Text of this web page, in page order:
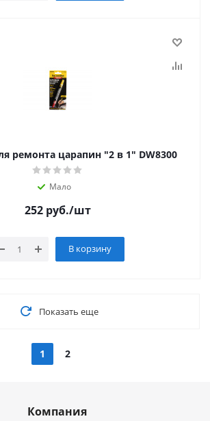
ремонта царапин "2 в 1" DW8300
Мало
252руб./шт
В корзину
Показать еще
1 2
Компания